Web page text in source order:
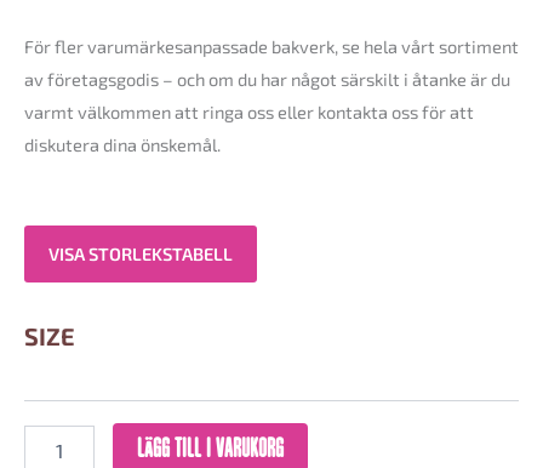
För fler varumärkesanpassade bakverk, se hela vårt sortiment
av företagsgodis – och om du har något särskilt i åtanke är du
varmt välkommen att ringa oss eller kontakta oss för att
diskutera dina önskemål.
VISA STORLEKSTABELL
SIZE
LÄGG TILL I VARUKORG